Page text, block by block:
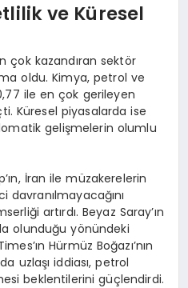
ve Küresel
çok kazandıran sektör
oldu. Kimya, petrol ve
ile en çok gerileyen
Küresel piyasalarda ise
gelişmelerin olumlu
İran ile müzakerelerin
davranılmayacağını
artırdı. Beyaz Saray’ın
olunduğu yönündeki
Hürmüz Boğazı’nın
uzlaşı iddiası, petrol
beklentilerini güçlendirdi.